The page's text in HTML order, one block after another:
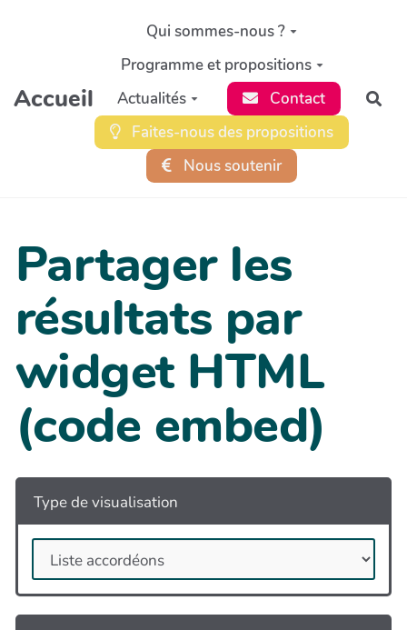
Aller au contenu principal
Accueil
Qui sommes-nous ?
Programme et propositions
Actualités
Contact
Faites-nous des propositions
Nous soutenir
Partager les
résultats par
widget HTML
(code embed)
Type de visualisation